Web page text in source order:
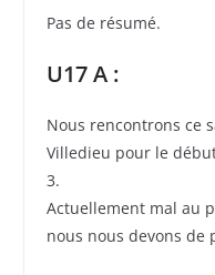
Pas de résumé.
U17 A :
Nous rencontrons ce
Villedieu pour le
3.
Actuellement mal au
nous nous devons de